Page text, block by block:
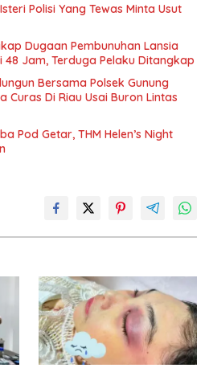
Polisi Yang Tewas Minta Usut
Dugaan Pembunuhan Lansia
Jam, Terduga Pelaku Ditangkap
Bersama Polsek Gunung
Curas Di Riau Usai Buron Lintas
Pod Getar, THM Helen’s Night